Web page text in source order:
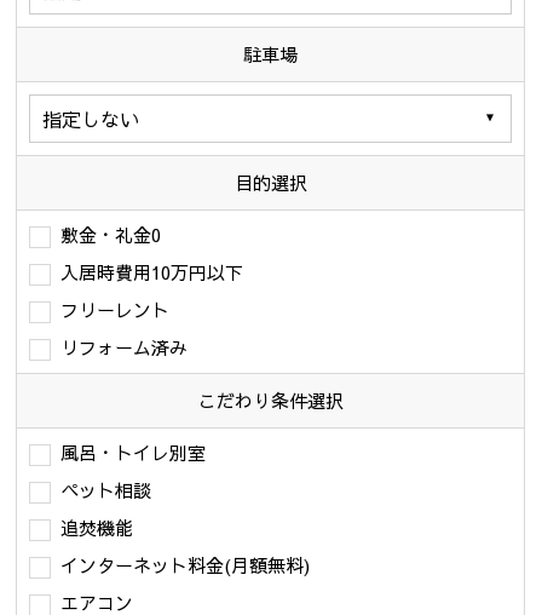
駐車場
目的選択
敷金・礼金0
入居時費用10万円以下
フリーレント
リフォーム済み
こだわり条件選択
風呂・トイレ別室
ペット相談
追焚機能
インターネット料金(月額無料)
エアコン